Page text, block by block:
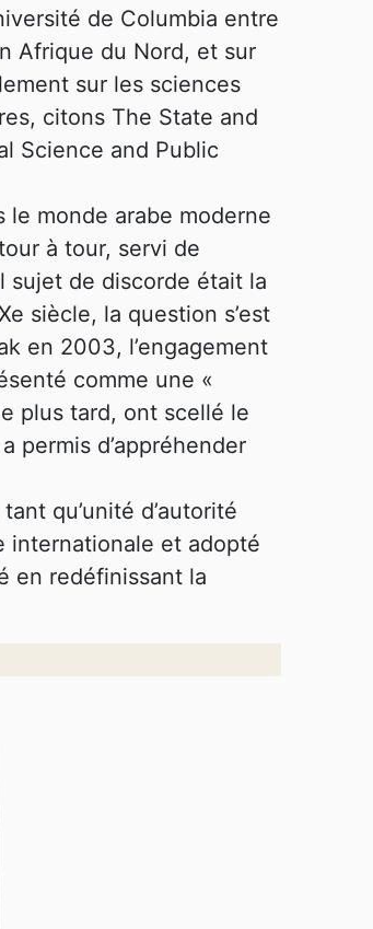
de Columbia entre
Afrique du Nord, et sur
sur les sciences
citons The State and
Science and Public
le monde arabe moderne
à tour, servi de
sujet de discorde était la
siècle, la question s’est
en 2003, l’engagement
comme une «
plus tard, ont scellé le
permis d’appréhender
qu’unité d’autorité
internationale et adopté
en redéfinissant la